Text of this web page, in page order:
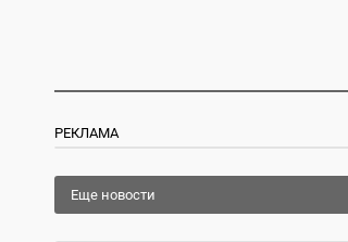
РЕКЛАМА
Еще новости